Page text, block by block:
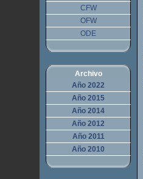
CFW
OFW
ODE
Archivo
Año 2022
Año 2015
Año 2014
Año 2012
Año 2011
Año 2010